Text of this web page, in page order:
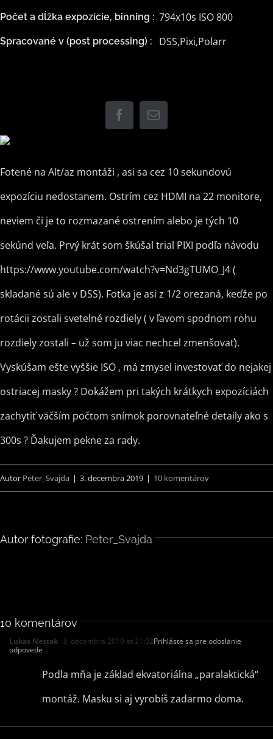
Počet a dĺžka expozície, binning : 794x10s ISO 800
Spracované v (post processing) : DSS,Pixi,Polarr
FacebookEmail
Fotené na Alt/az montáži , asi sa cez 10 sekundovú
expozíciu nedostanem. Ostrím cez HDMI na 22 monitore,
neviem či je to rozmazané ostrením alebo je tých 10
sekúnd veľa. Prvý krát som škúšal trial PIXI podľa návodu
https://www.youtube.com/watch?v=Nd3gTUMO_J4 (
skladané sú ale v DSS). Fotka je asi z 1/2 orezaná, keďže po
rotácii zostali svetelné rozdiely ( v ľavom spodnom rohu
rozdiely zostali – už som ju viac nechcel zmenšovať).
Vyskúšam ešte vyššie ISO , má zmysel investovať do nejakej
ostriacej masky ? Dokážem pri takých krátkych expozíciách
zachytiť väčším počtom snímok porovnateľné detaily ako s
300s ? Ďakujem pekne za rady.
Autor Peter_Svajda | 3. decembra 2019 | 10 komentárov
Autor fotografie: Peter_Svajda
10 komentárov
Lukas Nestak 3. decembra 2019 at 21:02Prihláste sa pre odoslanie
odpovede
Podla mňa je základ ekvatoriálna „paralaktická“
montáž. Masku si aj vyrobíš zadarmo doma.